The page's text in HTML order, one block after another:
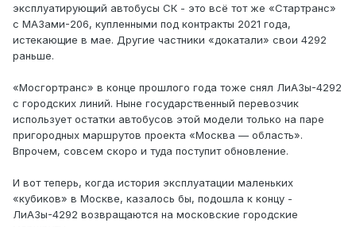
эксплуатирующий автобусы СК - это всё тот же «Стартранс»
с МАЗами-206, купленными под контракты 2021 года,
истекающие в мае. Другие частники «докатали» свои 4292
раньше.
«Мосгортранс» в конце прошлого года тоже снял ЛиАЗы-4292
с городских линий. Ныне государственный перевозчик
использует остатки автобусов этой модели только на паре
пригородных маршрутов проекта «Москва — область».
Впрочем, совсем скоро и туда поступит обновление.
И вот теперь, когда история эксплуатации маленьких
«кубиков» в Москве, казалось бы, подошла к концу -
ЛиАЗы-4292 возвращаются на московские городские